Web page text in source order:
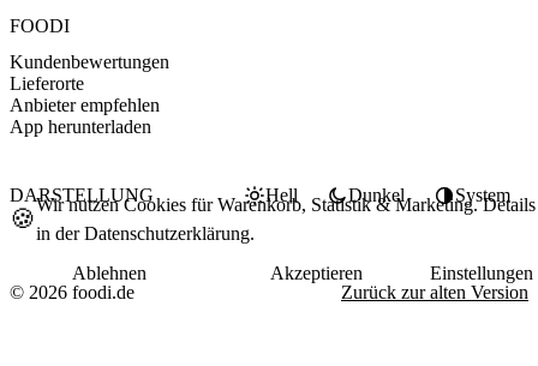
FOODI
Kundenbewertungen
Lieferorte
Anbieter empfehlen
App herunterladen
DARSTELLUNG Hell Dunkel System
© 2026 foodi.de Zurück zur alten Version
🍪Wir nutzen Cookies für Warenkorb, Statistik & Marketing. Details
in derDatenschutzerklärung.
Ablehnen
Akzeptieren Einstellungen